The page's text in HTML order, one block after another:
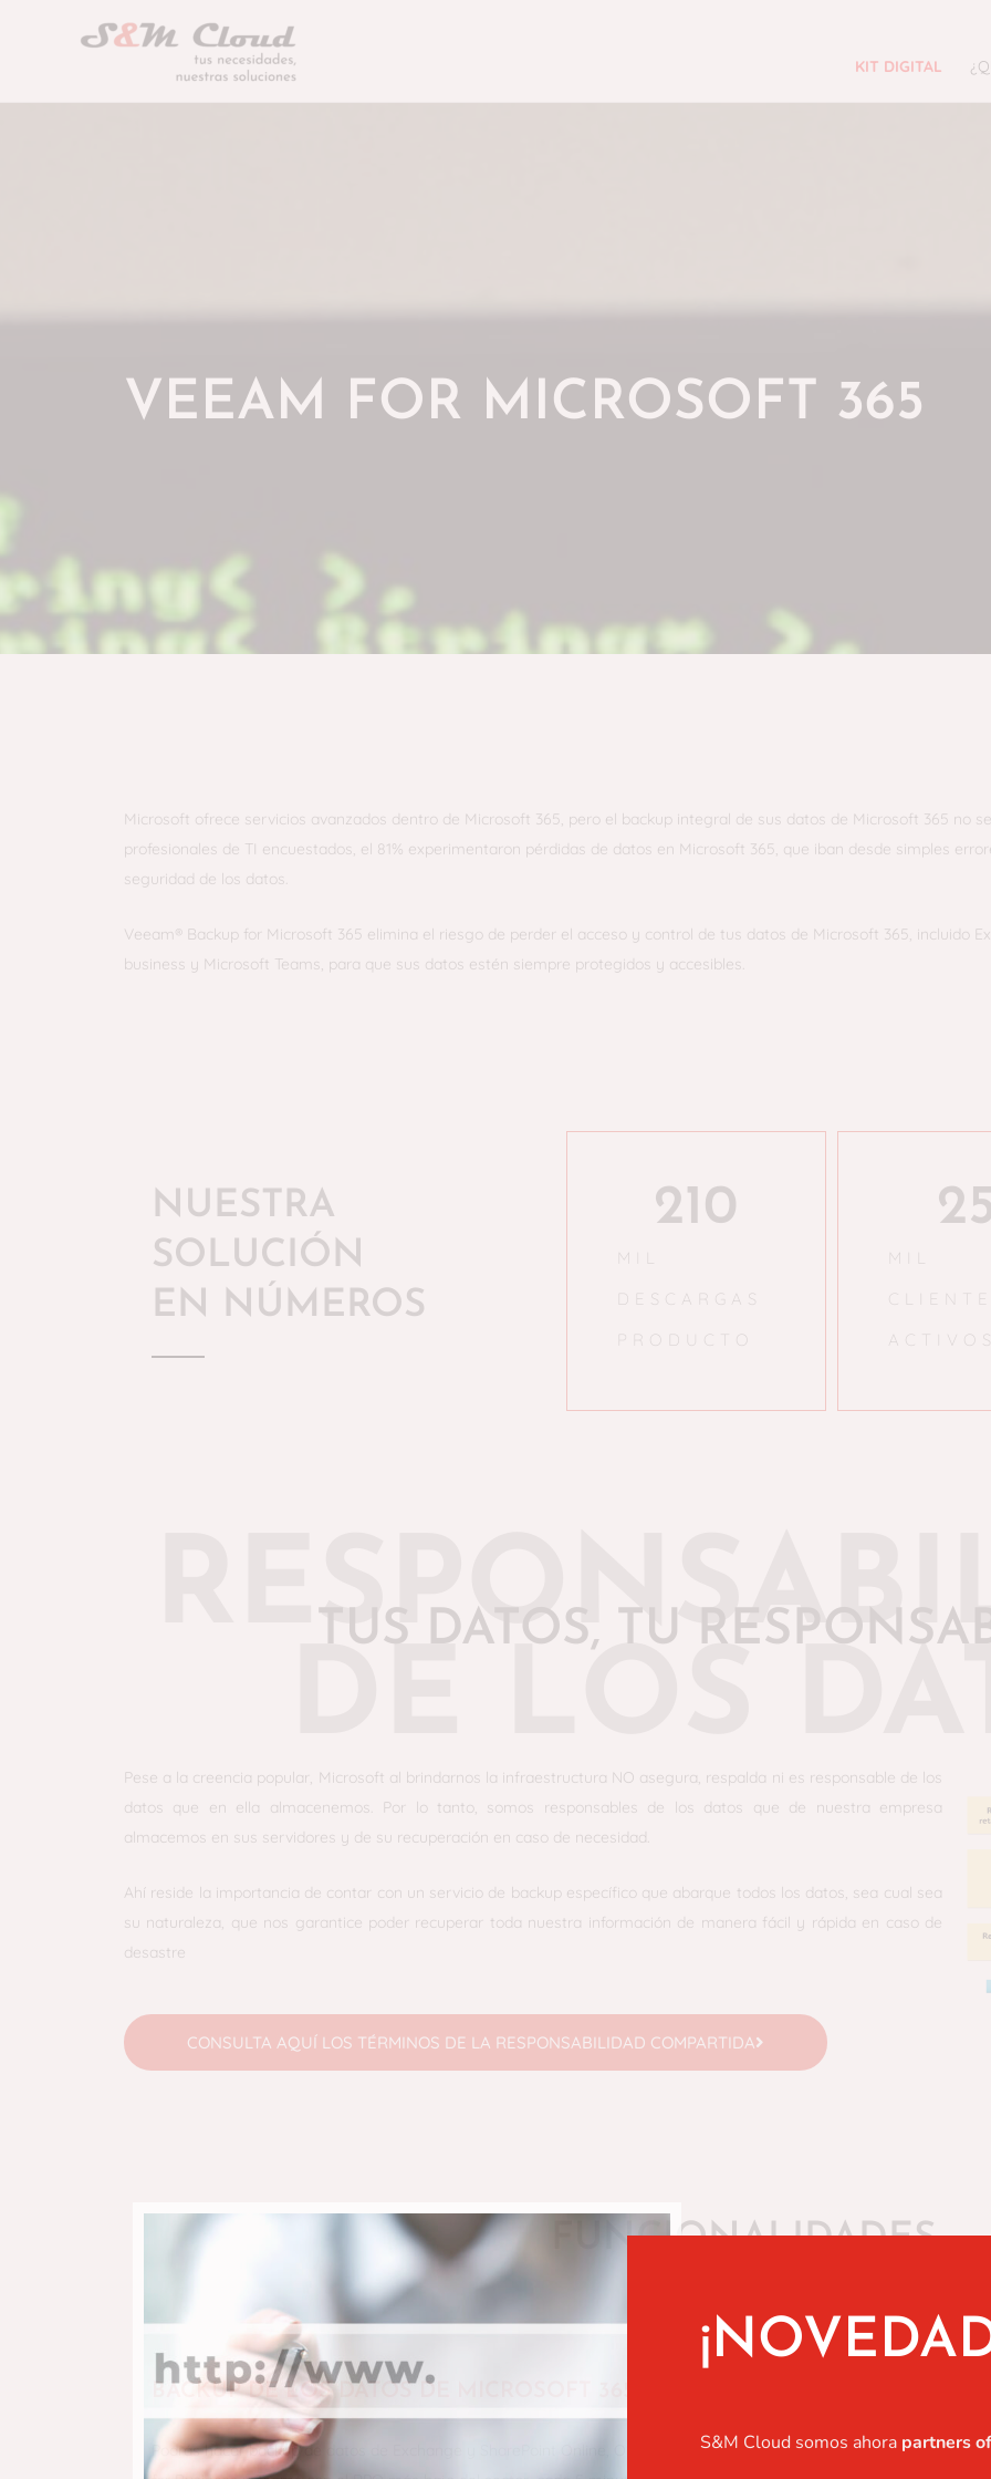
KIT DIGITAL
VEEAM FOR MICROSOFT 365
Microsoft ofrece servicios avanzados dentro de Microsoft 365, pero el backup integral de sus datos de Microsoft 365 no
profesionales de TI encuestados, el 81% experimentaron pérdidas de datos en Microsoft 365, que iban desde simples
seguridad de los datos.
Veeam® Backup for Microsoft 365 elimina el riesgo de perder el acceso y control de tus datos de Microsoft 365, incluido
business y Microsoft Teams, para que sus datos estén siempre protegidos y accesibles.
NUESTRA
SOLUCIÓN
EN NÚMEROS
MIL
DESCARGAS
210
MIL
ACTIVOS
TUS DATOS, TU
Pese a la creencia popular, Microsoft al brindarnos la infraestructura NO asegura, respalda ni es responsable de los
datos que en ella almacenemos. Por lo tanto, somos responsables de los datos que de nuestra empresa
almacemos en sus servidores y de su recuperación en caso de necesidad.
Ahí reside la importancia de contar con un servicio de backup específico que abarque todos los datos, sea cual sea
su naturaleza, que nos garantice poder recuperar toda nuestra información de manera fácil y rápida en caso de
desastre
CONSULTA AQUÍ LOS TÉRMINOS DE LA RESPONSABILIDAD COMPARTIDA
FUNCIONALIDADES
BACKUP DE LOS DATOS DE MICROSOFT 365
Podrás hacer backup de datos de Exchange y SharePoint Online, OneDrive
S&M Cloud somos ahora partners